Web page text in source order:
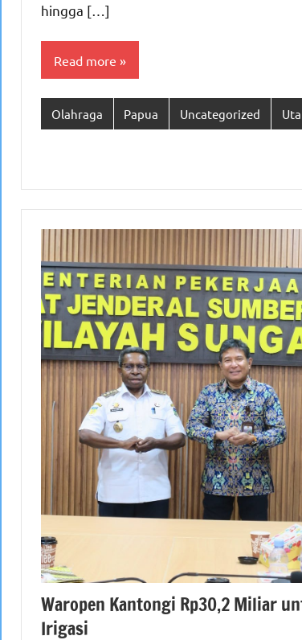
hingga […]
Read more
Olahraga Papua Uncategorized
Waropen Kantongi Rp30,2 Miliar
Irigasi